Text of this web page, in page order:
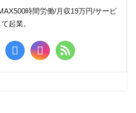
時間労働/月収19万円/サービ
起業。